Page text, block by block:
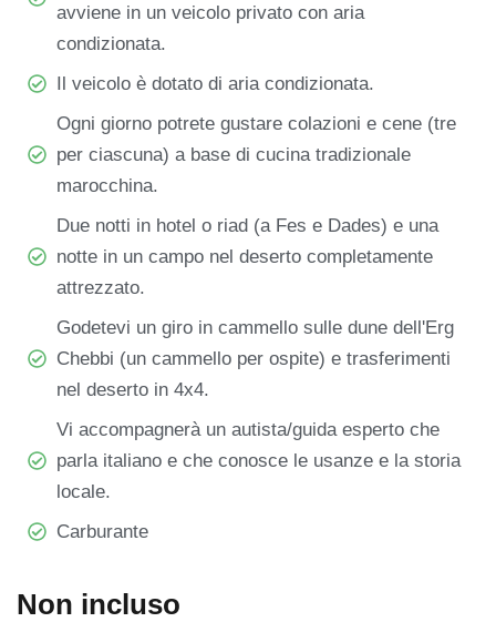
avviene in un veicolo privato con aria
condizionata.
Il veicolo è dotato di aria condizionata.
Ogni giorno potrete gustare colazioni e cene (tre
per ciascuna) a base di cucina tradizionale
marocchina.
Due notti in hotel o riad (a Fes e Dades) e una
notte in un campo nel deserto completamente
attrezzato.
Godetevi un giro in cammello sulle dune dell'Erg
Chebbi (un cammello per ospite) e trasferimenti
nel deserto in 4x4.
Vi accompagnerà un autista/guida esperto che
parla italiano e che conosce le usanze e la storia
locale.
Carburante
Non incluso